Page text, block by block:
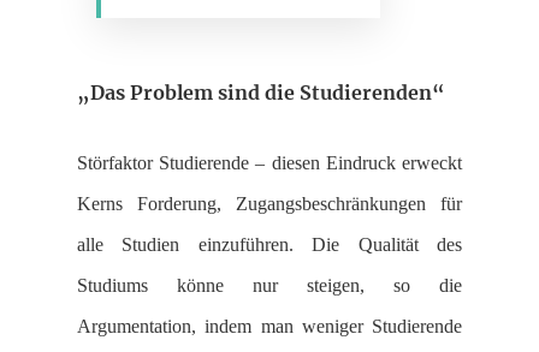
„Das Problem sind die Studierenden“
Störfaktor Studierende – diesen Eindruck erweckt
Kerns Forderung, Zugangsbeschränkungen für
alle Studien einzuführen. Die Qualität des
Studiums könne nur steigen, so die
Argumentation, indem man weniger Studierende